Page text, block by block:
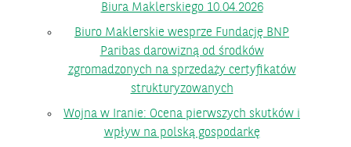
Biura Maklerskiego 10.04.2026
Biuro Maklerskie wesprze Fundację BNP
Paribas darowizną od środków
zgromadzonych na sprzedaży certyfikatów
strukturyzowanych
Wojna w Iranie: Ocena pierwszych skutków i
wpływ na polską gospodarkę